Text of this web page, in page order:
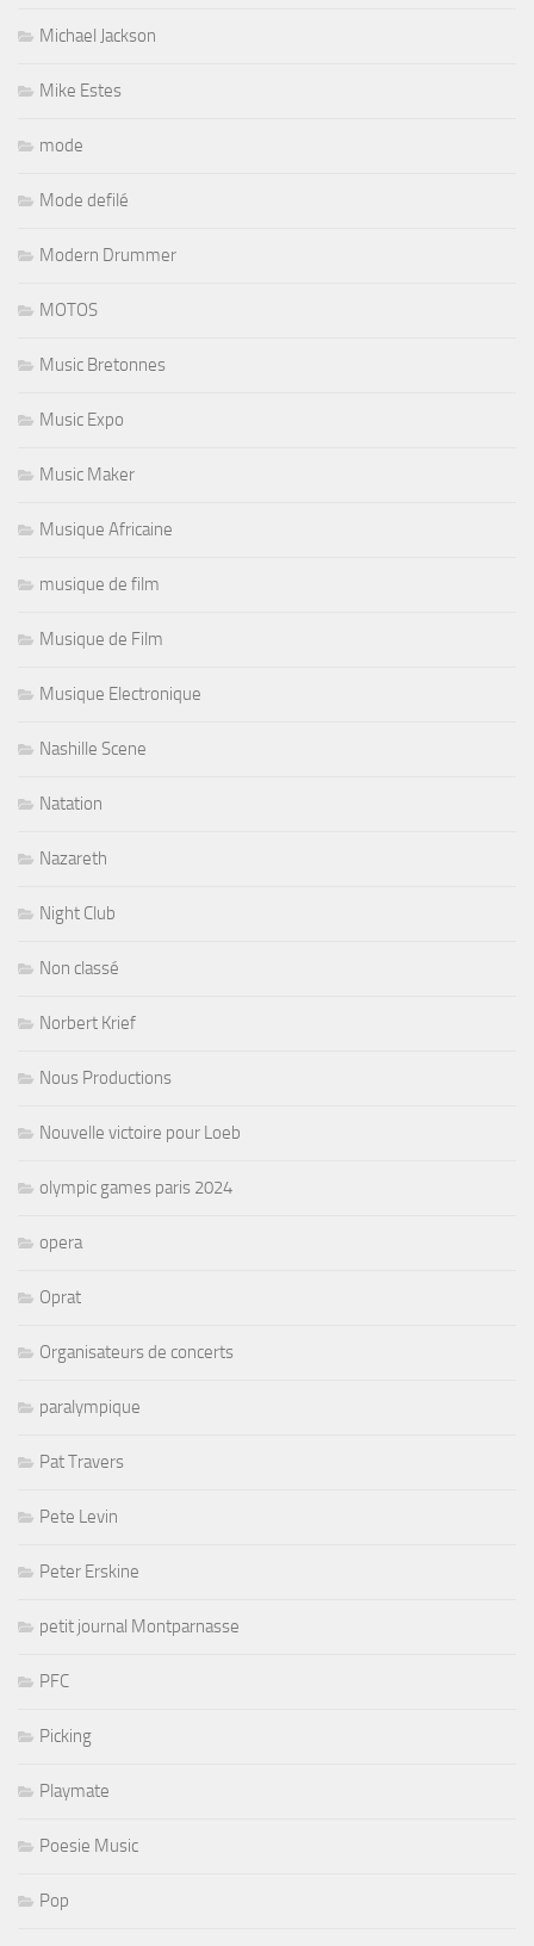
Michael Jackson
Mike Estes
mode
Mode defilé
Modern Drummer
MOTOS
Music Bretonnes
Music Expo
Music Maker
Musique Africaine
musique de film
Musique de Film
Musique Electronique
Nashille Scene
Natation
Nazareth
Night Club
Non classé
Norbert Krief
Nous Productions
Nouvelle victoire pour Loeb
olympic games paris 2024
opera
Oprat
Organisateurs de concerts
paralympique
Pat Travers
Pete Levin
Peter Erskine
petit journal Montparnasse
PFC
Picking
Playmate
Poesie Music
Pop